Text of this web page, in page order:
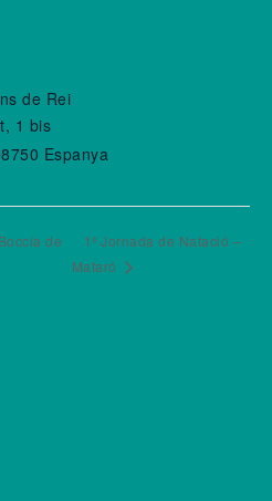
de Rei
1 bis
Espanya
de
1ª Jornada de Natació –
Mataró